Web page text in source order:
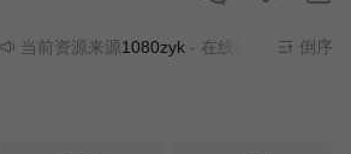
当前资源来源1080zyk- 在线播放,无需安装播
倒序